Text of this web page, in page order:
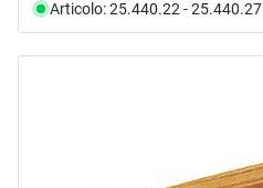
Articolo: 25.440.22 - 25.440.27